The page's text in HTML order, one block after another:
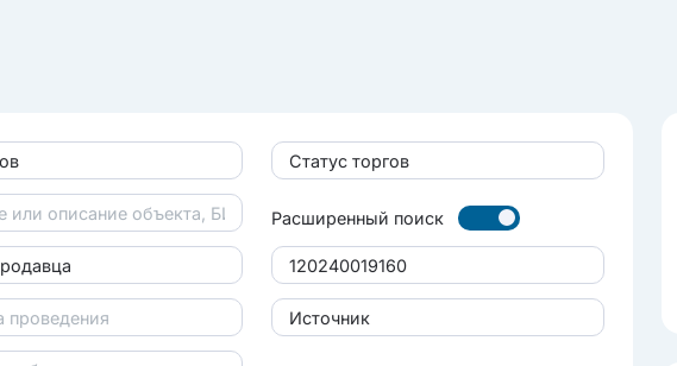
Статус торгов
Расширенный поиск
Источник